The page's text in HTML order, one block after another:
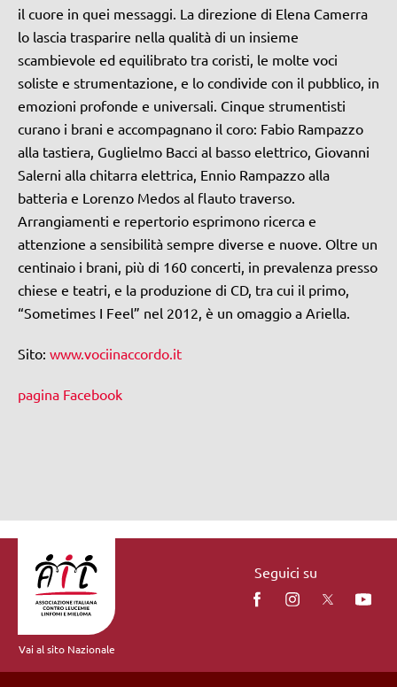
il cuore in quei messaggi. La direzione di Elena Camerra
lo lascia trasparire nella qualità di un insieme
scambievole ed equilibrato tra coristi, le molte voci
soliste e strumentazione, e lo condivide con il pubblico, in
emozioni profonde e universali. Cinque strumentisti
curano i brani e accompagnano il coro: Fabio Rampazzo
alla tastiera, Guglielmo Bacci al basso elettrico, Giovanni
Salerni alla chitarra elettrica, Ennio Rampazzo alla
batteria e Lorenzo Medos al flauto traverso.
Arrangiamenti e repertorio esprimono ricerca e
attenzione a sensibilità sempre diverse e nuove. Oltre un
centinaio i brani, più di 160 concerti, in prevalenza presso
chiese e teatri, e la produzione di CD, tra cui il primo,
“Sometimes I Feel” nel 2012, è un omaggio a Ariella.
Sito: www.vociinaccordo.it
pagina Facebook
Vai al sito Nazionale
Seguici su